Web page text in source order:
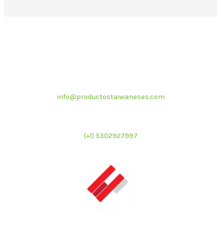
info@productostaiwaneses.com
(+1) 5302927997